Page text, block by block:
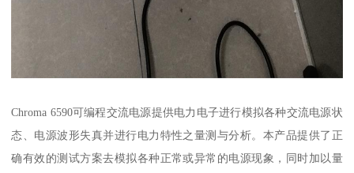
Chroma 6590可编程交流电源提供电力电子进行模拟各种交流电源状
态、电源波形失真并进行电力特性之量测与分析。本产品提供了正
确有效的测试方案去模拟各种正常或异常的电源现象，同时加以量